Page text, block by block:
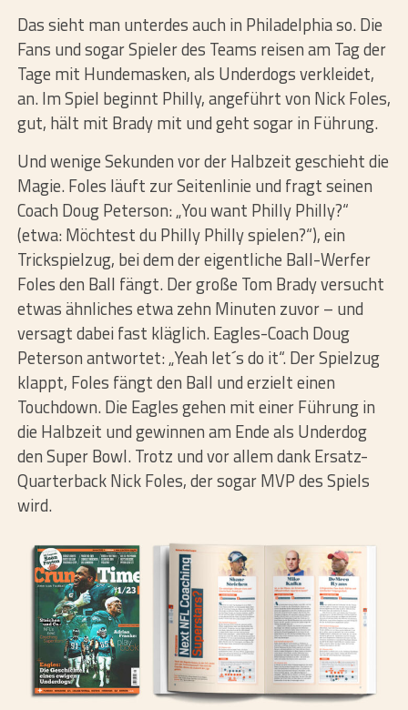
Das sieht man unterdes auch in Philadelphia so. Die
Fans und sogar Spieler des Teams reisen am Tag der
Tage mit Hundemasken, als Underdogs verkleidet,
an. Im Spiel beginnt Philly, angeführt von Nick Foles,
gut, hält mit Brady mit und geht sogar in Führung.
Und wenige Sekunden vor der Halbzeit geschieht die
Magie. Foles läuft zur Seitenlinie und fragt seinen
Coach Doug Peterson: „You want Philly Philly?“
(etwa: Möchtest du Philly Philly spielen?“), ein
Trickspielzug, bei dem der eigentliche Ball-Werfer
Foles den Ball fängt. Der große Tom Brady versucht
etwas ähnliches etwa zehn Minuten zuvor – und
versagt dabei fast kläglich. Eagles-Coach Doug
Peterson antwortet: „Yeah let´s do it“. Der Spielzug
klappt, Foles fängt den Ball und erzielt einen
Touchdown. Die Eagles gehen mit einer Führung in
die Halbzeit und gewinnen am Ende als Underdog
den Super Bowl. Trotz und vor allem dank Ersatz-
Quarterback Nick Foles, der sogar MVP des Spiels
wird.